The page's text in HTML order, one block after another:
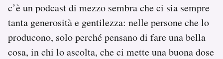
c’è un podcast di mezzo sembra che ci sia sempre
tanta generosità e gentilezza: nelle persone che lo
producono, solo perché pensano di fare una bella
cosa, in chi lo ascolta, che ci mette una buona dose